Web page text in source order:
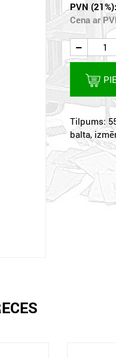
PVN (21%):
Cena ar
Tilpums:
balta,